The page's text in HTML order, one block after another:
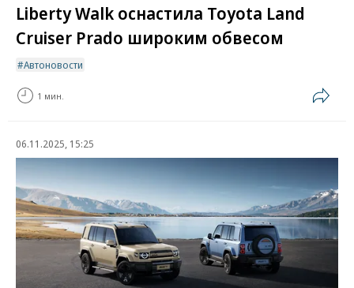
Liberty Walk оснастила Toyota Land
Cruiser Prado широким обвесом
Автоновости
1 мин.
06.11.2025, 15:25